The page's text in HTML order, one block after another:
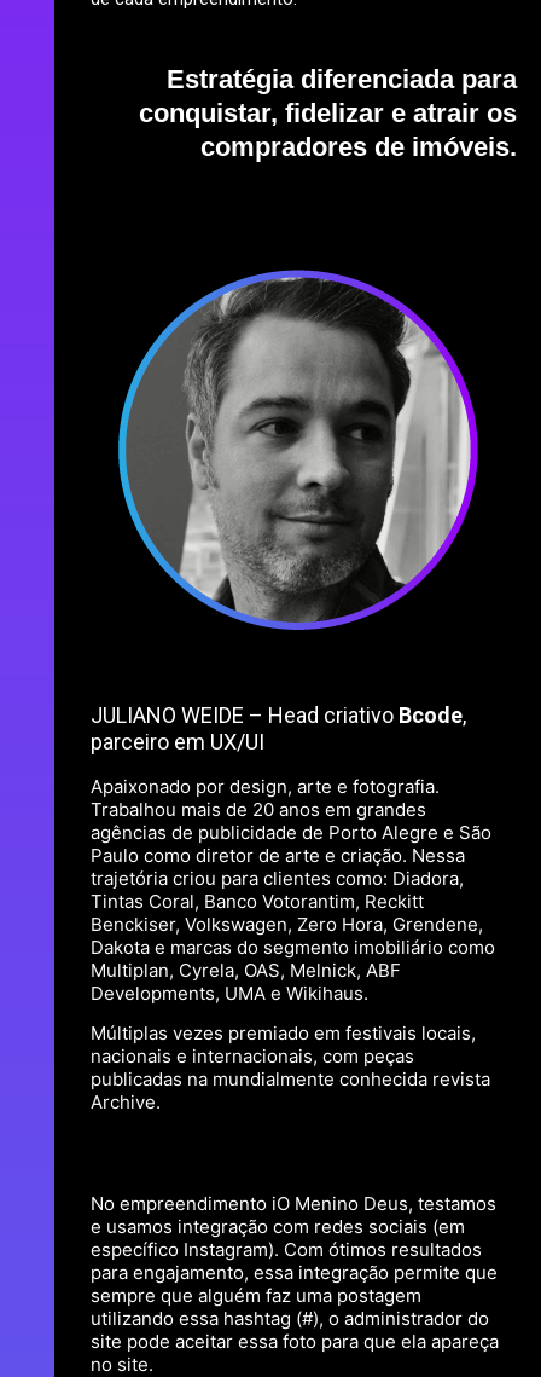
Estratégia diferenciada para
conquistar, fidelizar e atrair os
compradores de imóveis.
JULIANO WEIDE – Head criativo Bcode,
parceiro em UX/UI
Apaixonado por design, arte e fotografia.
Trabalhou mais de 20 anos em grandes
agências de publicidade de Porto Alegre e São
Paulo como diretor de arte e criação. Nessa
trajetória criou para clientes como: Diadora,
Tintas Coral, Banco Votorantim, Reckitt
Benckiser, Volkswagen, Zero Hora, Grendene,
Dakota e marcas do segmento imobiliário como
Multiplan, Cyrela, OAS, Melnick, ABF
Developments, UMA e Wikihaus.
Múltiplas vezes premiado em festivais locais,
nacionais e internacionais, com peças
publicadas na mundialmente conhecida revista
Archive.
No empreendimento iO Menino Deus, testamos
e usamos integração com redes sociais (em
específico Instagram). Com ótimos resultados
para engajamento, essa integração permite que
sempre que alguém faz uma postagem
utilizando essa hashtag (#), o administrador do
site pode aceitar essa foto para que ela apareça
no site.